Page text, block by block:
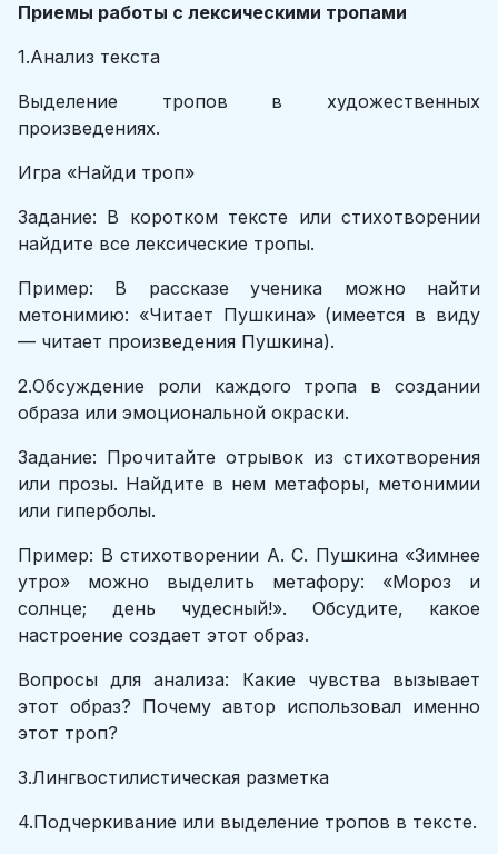
Приемы работы с лексическими тропами
1.Анализ текста
Выделение тропов в художественных
произведениях.
Игра «Найди троп»
Задание: В коротком тексте или стихотворении
найдите все лексические тропы.
Пример: В рассказе ученика можно найти
метонимию: «Читает Пушкина» (имеется в виду
— читает произведения Пушкина).
2.Обсуждение роли каждого тропа в создании
образа или эмоциональной окраски.
Задание: Прочитайте отрывок из стихотворения
или прозы. Найдите в нем метафоры, метонимии
или гиперболы.
Пример: В стихотворении А. С. Пушкина «Зимнее
утро» можно выделить метафору: «Мороз и
солнце; день чудесный!». Обсудите, какое
настроение создает этот образ.
Вопросы для анализа: Какие чувства вызывает
этот образ? Почему автор использовал именно
этот троп?
3.Лингвостилистическая разметка
4.Подчеркивание или выделение тропов в тексте.